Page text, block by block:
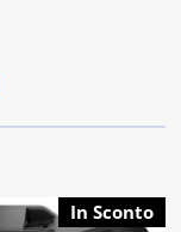
In Sconto